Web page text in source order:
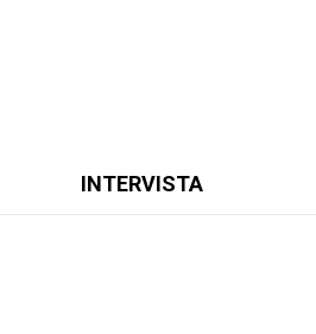
INTERVISTA